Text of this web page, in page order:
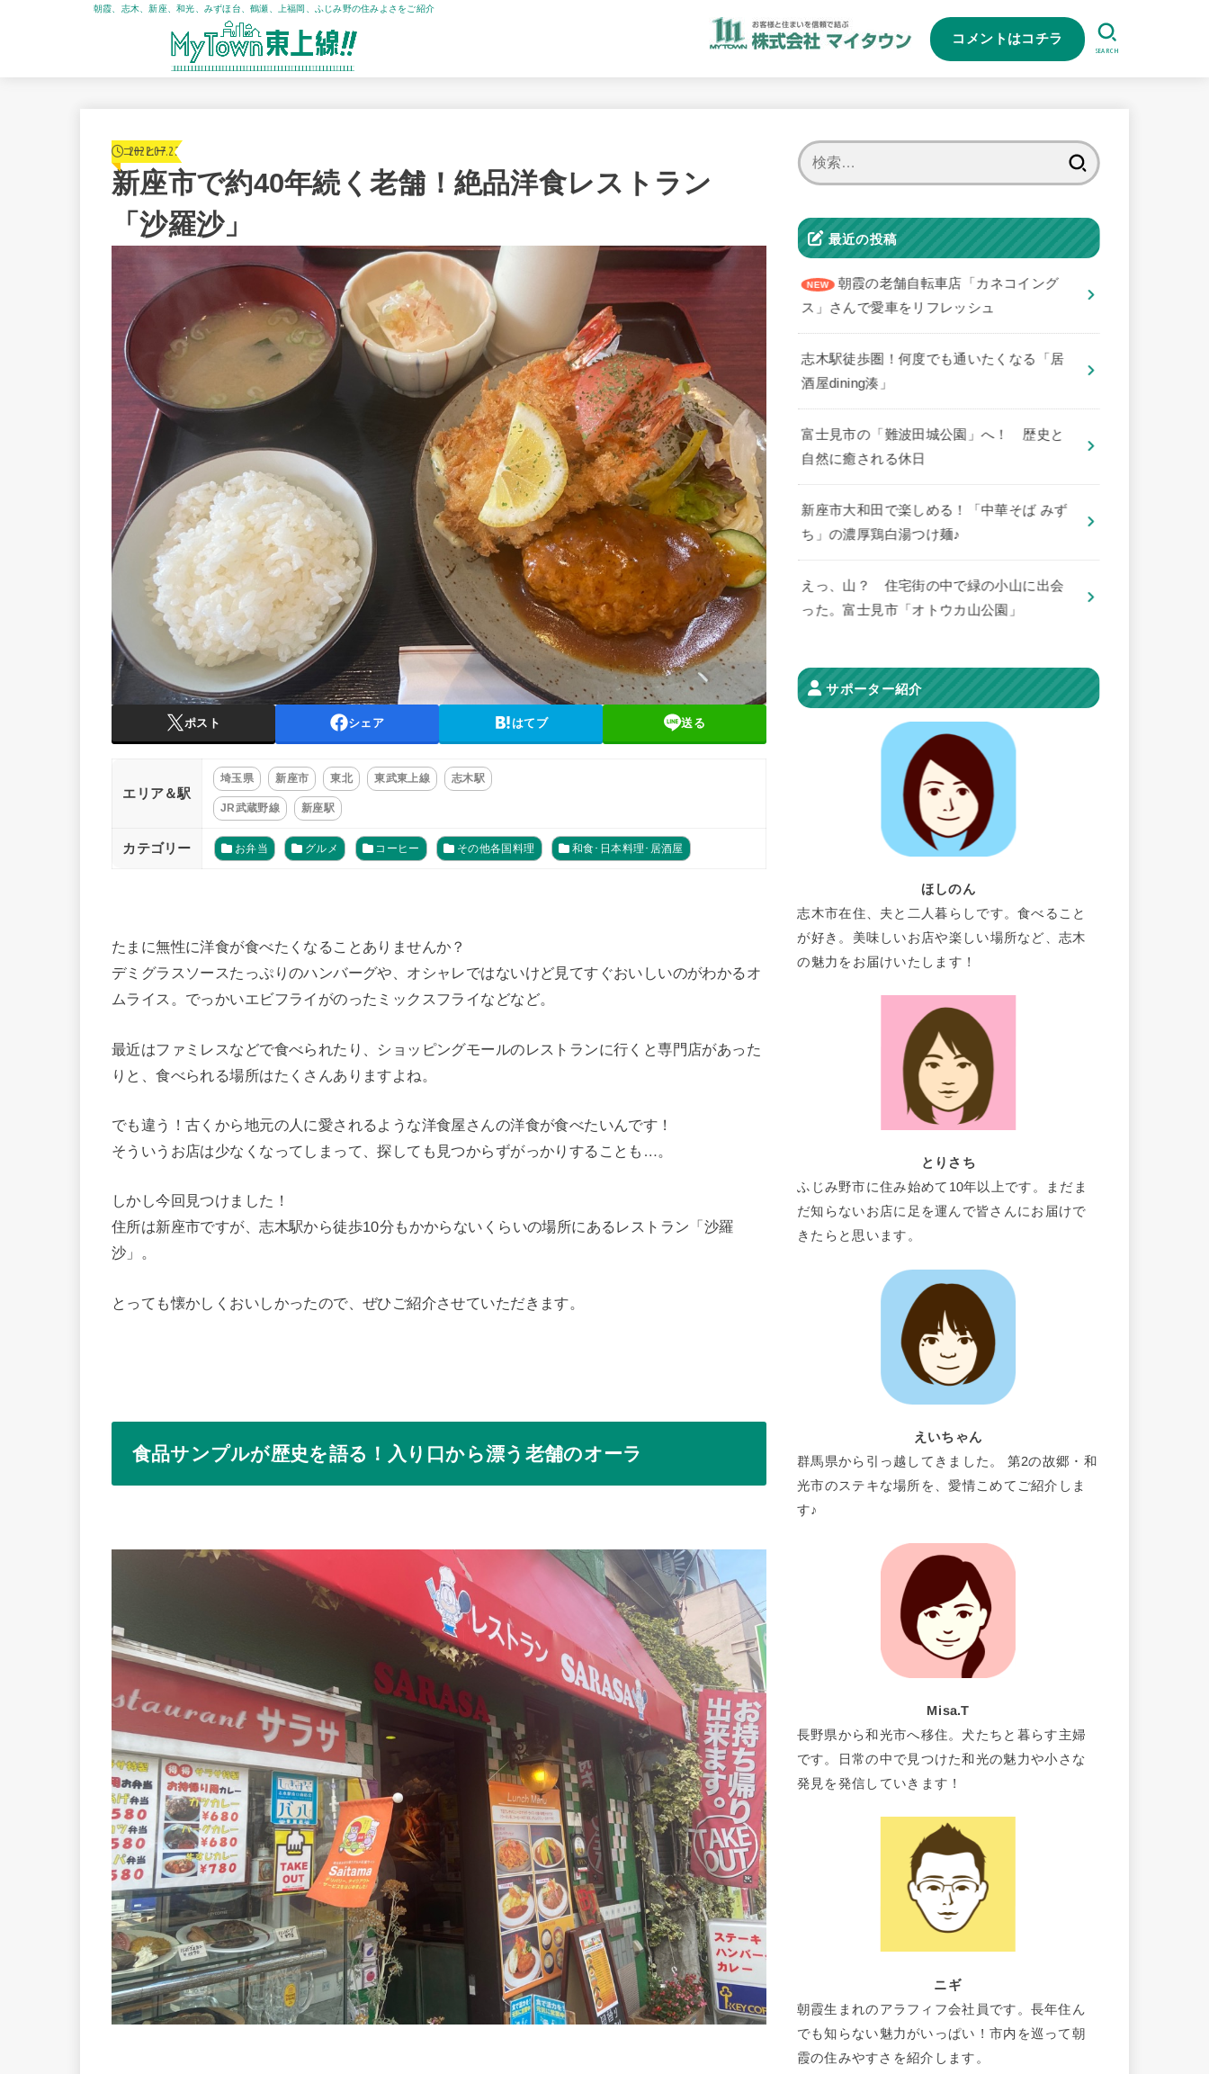
朝霞、志木、新座、和光、みずほ台、鶴瀬、上福岡、ふじみ野の住みよさをご紹介
コメントはコチラ
SEARCH
コーヒー
2022.07.22
新座市で約40年続く老舗！絶品洋食レストラン
「沙羅沙」
ポスト シェア はてブ 送る
エリア＆駅
埼玉県 新座市 東北 東武東上線 志木駅
JR武蔵野線 新座駅
カテゴリー お弁当 グルメ コーヒー その他各国料理 和食･日本料理･居酒屋
たまに無性に洋食が食べたくなることありませんか？
デミグラスソースたっぷりのハンバーグや、オシャレではないけど見てすぐおいしいのがわかるオ
ムライス。でっかいエビフライがのったミックスフライなどなど。
最近はファミレスなどで食べられたり、ショッピングモールのレストランに行くと専門店があった
りと、食べられる場所はたくさんありますよね。
でも違う！古くから地元の人に愛されるような洋食屋さんの洋食が食べたいんです！
そういうお店は少なくなってしまって、探しても見つからずがっかりすることも…。
しかし今回見つけました！
住所は新座市ですが、志木駅から徒歩10分もかからないくらいの場所にあるレストラン「沙羅
沙」。
とっても懐かしくおいしかったので、ぜひご紹介させていただきます。
食品サンプルが歴史を語る！入り口から漂う老舗のオーラ
最近の投稿
朝霞の老舗自転車店「カネコイング
ス」さんで愛車をリフレッシュ
志木駅徒歩圏！何度でも通いたくなる「居
酒屋dining湊」
​富士見市の「難波田城公園」へ！ 歴史と
自然に癒される休日
新座市大和田で楽しめる！「中華そば みず
ち」の濃厚鶏白湯つけ麺♪
えっ、山？ 住宅街の中で緑の小山に出会
った。富士見市「オトウカ山公園」
サポーター紹介
ほしのん
志木市在住、夫と二人暮らしです。食べること
が好き。美味しいお店や楽しい場所など、志木
の魅力をお届けいたします！
とりさち
ふじみ野市に住み始めて10年以上です。まだま
だ知らないお店に足を運んで皆さんにお届けで
きたらと思います。
えいちゃん
群馬県から引っ越してきました。 第2の故郷・和
光市のステキな場所を、愛情こめてご紹介しま
す♪
Misa.T
長野県から和光市へ移住。犬たちと暮らす主婦
です。日常の中で見つけた和光の魅力や小さな
発見を発信していきます！
ニギ
朝霞生まれのアラフィフ会社員です。長年住ん
でも知らない魅力がいっぱい！市内を巡って朝
霞の住みやすさを紹介します。